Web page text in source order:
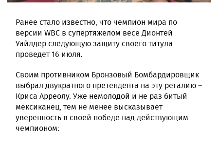
Ранее стало известно, что чемпион мира по
версии WBC в супертяжелом весе Дионтей
Уайлдер следующую защиту своего титула
проведет 16 июля.
Своим противником Бронзовый Бомбардировщик
выбрал двукратного претендента на эту регалию –
Криса Арреолу. Уже немолодой и не раз битый
мексиканец, тем не менее высказывает
уверенность в своей победе над действующим
чемпионом: